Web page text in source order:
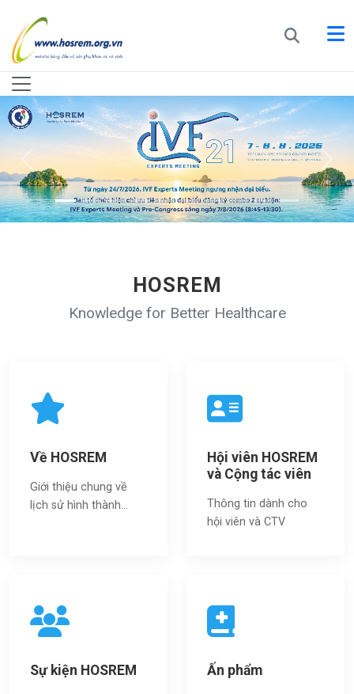
HOSREM
Knowledge for Better Healthcare
Về HOSREM
Giới thiệu chung về
lịch sử hình thành...
Hội viên HOSREM
và Cộng tác viên
Thông tin dành cho
hội viên và CTV
Sự kiện HOSREM Ấn phẩm